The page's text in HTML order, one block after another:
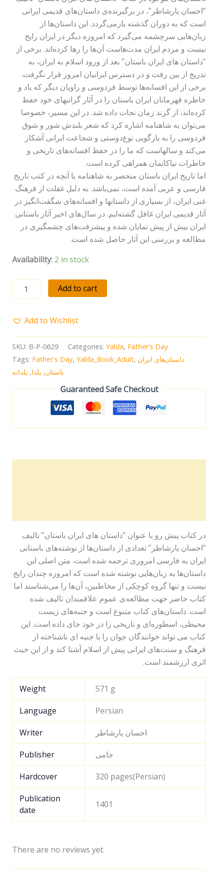
“احسان یارشاطر”، در برگیرنده‌ی داستان‌های قدیمی ایرانی
است که به دوران گذشته بازمی‌گردد. این داستان‌ها از
زبان‌هایی سرچشمه می‌گیرد که امروزه دیگر در ایران رایج
نیست و مردم ایران مدت‌هاست آن‌ها را رها کرده‌اند. برخی از
“داستان های ایران باستان” بعد از ورود اسلام به ایران، به
تدریج از بین رفت و در دسترس ایرانیان امروز قرار نگرفت.
برخی از این افسانه‌ها توسط فردوسی و راویان دیگر که یاد و
خاطره قهرمانان ایران باستان را در آثار گرانبهای خود حفظ
کرده‌اند، از گزند زمان نجات داده شد. در این مسیر، خصوصا
می‌توان به شاهنامه اشاره کرد که شعر بلندش شور و شوق
فردوسی را به بازگویی نوع‌دوستی و شجاعت ایرانی آشکار
می‌کند و سالهاست که ما را در حفظ افسانه‌های تاریخی و
خاطرات نیاکانمان همراهی کرده است.
اما تاریخ ایران باستان منحصر به شاهنامه یا آنچه در کتب تاریخ
فارسی و عربی آمده است، نمی‌باشد. به دلیل غفلت از فرهنگ
غنی ایران، از بسیاری از داستانها و افسانه‌های شگفت‌انگیز در
آثار قدیمی ایران غافل گشته‌ایم. در سال‌های اخیر آثار باستانی
ایران بیش از پیش نمایان شده و پیشرفت‌های چشمگیری در
مطالعه و بررسی این آثار حاصل شده است.
Availability: 2 in stock
Add to cart
Add to Wishlist
SKU: B-P-0629 Categories: Yalda, Father's Day
Tags: Father's Day, Yalda_Book_Adult, داستان‌های ایران
باستان, یلدا, یلدانه
Guaranteed Safe Checkout
در کتاب پیش رو با عنوان “داستان های ایران باستان” تالیف
“احسان یارشاطر” تعدادی از داستان‌ها از نوشته‌های باستانی
ایران به فارسی امروزی ترجمه شده است. متن اصلی این
داستان‌ها به زبان‌هایی نوشته شده است که امروزه چندان رایج
نیست و تنها گروه کوچکی از مخاطبین، آن‌ها را می‌شناسند اما
کتاب حاضر جهت مطالعه‌ی عموم علاقمندان تالیف شده
است. داستان‌های کتاب متنوع است و جنبه‌های زیست
محیطی، اسطوره‌ای و تاریخی را در خود جای داده است. این
کتاب می تواند خوانندگان جوان را با جنبه ای ناشناخته از
فرهنگ و سنت‌های ایرانی پیش از اسلام آشنا کند و از این حیث
اثری ارزشمند است.
Weight 571 g
Language Persian
Writer احسان یارشاطر
Publisher جامی
Hardcover 320 pages(Persian)
Publication
date
1401
There are no reviews yet.